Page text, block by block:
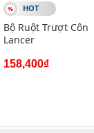
Địa chỉ: 434 Trần
Hotline: 0945 333
HOT
Bộ Ruột Trượt Côn
Lancer
158,400₫